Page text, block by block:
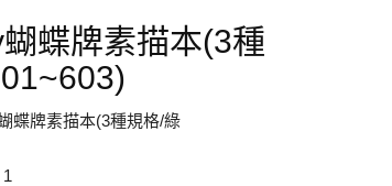
蝶牌素描本(3種
蝶牌素描本(3種規格/綠